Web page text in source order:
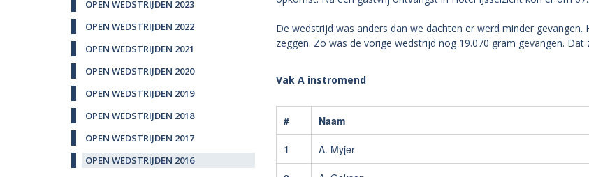
OPEN WEDSTRIJDEN 2023
OPEN WEDSTRIJDEN 2022
OPEN WEDSTRIJDEN 2021
OPEN WEDSTRIJDEN 2020
OPEN WEDSTRIJDEN 2019
OPEN WEDSTRIJDEN 2018
OPEN WEDSTRIJDEN 2017
OPEN WEDSTRIJDEN 2016
De wedstrijd was anders dan we dachten er werd minder
zeggen. Zo was de vorige wedstrijd nog 19.070 gram gevangen.
Vak A instromend
# Naam
1 A. Myjer